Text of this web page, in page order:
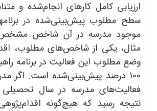
ارزیابی کامل کارهای انجام‌شده و
سطح مطلوب پیش‌بینی‌شده در
موجود مدرسه در آن شاخص
مثال، یکی از شاخص‌های مطلوب،
وضع مطلوب این فعالیت در برنامه
100 درصد پیش‌بینی‌شده است. اگر
فعالیت‌های مدرسه در سال
نتیجه رسید که هیچ‌گونه